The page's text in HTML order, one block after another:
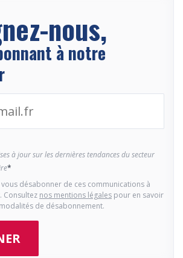
nous,
à notre
à jour sur les dernières tendances du secteur
*
désabonner de ces communications à
Consultez nos mentions légales pour en savoir
de désabonnement.